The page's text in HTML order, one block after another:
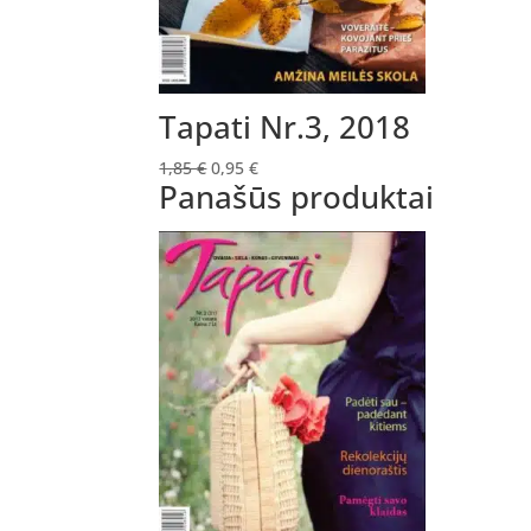
Tapati Nr.3, 2018
1,85€Original
price
1,85 €.
0,95€Current
price
0,95 €.
Panašūs produktai